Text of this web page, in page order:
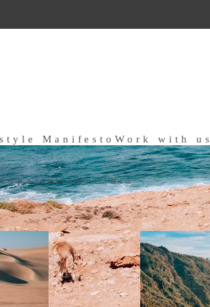
ManifestoWork with us
ItaliaOceania